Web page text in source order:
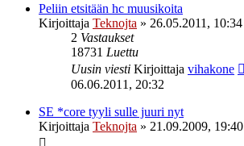
Peliin etsitään hc muusikoita
Kirjoittaja Teknojta » 26.05.2011, 10:34
2 Vastaukset
18731 Luettu
Uusin viesti Kirjoittaja vihakone
06.06.2011, 20:32
SE *core tyyli sulle juuri nyt
Kirjoittaja Teknojta » 21.09.2009, 19:40